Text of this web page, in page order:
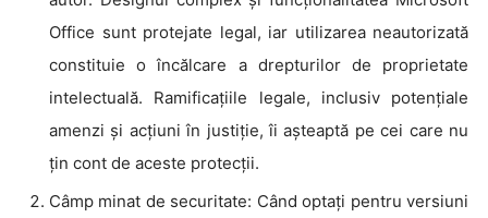
Office sunt protejate legal, iar utilizarea neautorizată
constituie o încălcare a drepturilor de proprietate
intelectuală. Ramificațiile legale, inclusiv potențiale
amenzi și acțiuni în justiție, îi așteaptă pe cei care nu
țin cont de aceste protecții.
Câmp minat de securitate: Când optați pentru versiuni